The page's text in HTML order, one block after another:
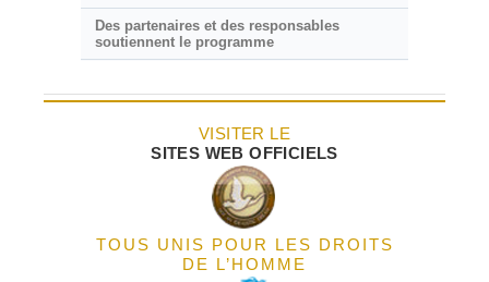
Des partenaires et des responsables
soutiennent le programme
VISITER LE
SITES WEB OFFICIELS
TOUS UNIS POUR LES DROITS
DE L’HOMME